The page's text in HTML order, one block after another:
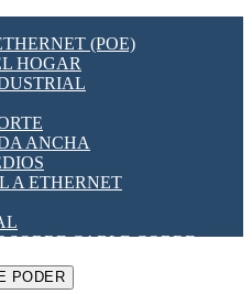
[VDF]
SSR
(POE)
HOGAR
ANCHA
A ETHERNET
SOBRE CABLE COBRE
PODER